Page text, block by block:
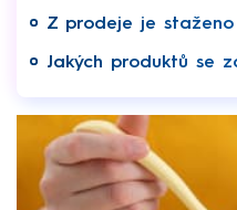
Z prodeje je staženo
Jakých produktů se